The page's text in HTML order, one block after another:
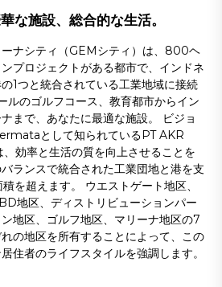
な施設、総合的な生活。
ナシティ（GEMシティ）は、800ヘ
プロジェクトがある都市で、インドネ
1つと統合されている工業地域に接続
ルのゴルフコース、教育都市からイン
まで、あなたに最適な施設。 ビジョ
として知られているPT AKR
効率と生活の質を向上させることを
ランスで統合された工業団地と港を支
を超えます。 ウエストゲート地区、
地区、ディストリビューションパー
地区、ゴルフ地区、マリーナ地区の7
の地区を所有することによって、この
住者のライフスタイルを強調します。